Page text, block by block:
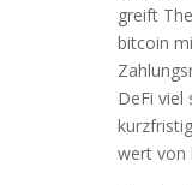
greift
bitcoin
DeFi viel
wert von